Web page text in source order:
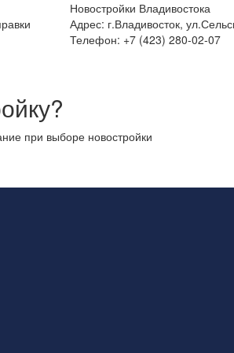
Новостройки Владивостока
Адрес: г.Владивосток,
Телефон: +7 (423) 280-02-07
при выборе новостройки